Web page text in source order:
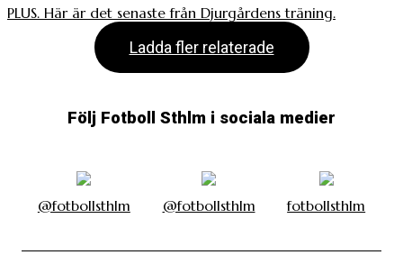
PLUS. Här är det senaste från Djurgårdens träning.
Ladda fler relaterade
Följ Fotboll Sthlm i sociala medier
@fotbollsthlm @fotbollsthlm fotbollsthlm